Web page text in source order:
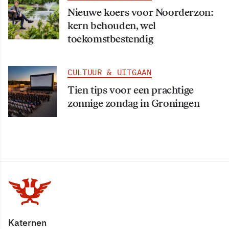
Nieuwe koers voor Noorderzon:
kern behouden, wel
toekomstbestendig
CULTUUR & UITGAAN
Tien tips voor een prachtige
zonnige zondag in Groningen
Katernen